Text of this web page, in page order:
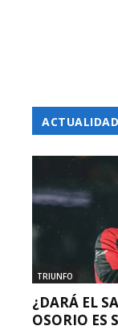
ACTUALIDAD
TRIUNFO
¿DARÁ EL
OSORIO ES